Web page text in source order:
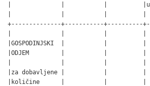
|              |           |
|              |           |          |
+--------------+-----------+----------
|GOSPODINJSKI  |           |
|ODJEM         |           |
|za dobavljene |           |
|količine      |           |